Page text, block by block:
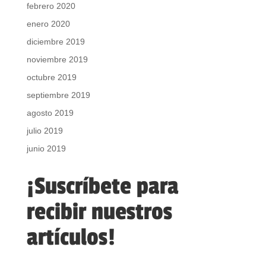
febrero 2020
enero 2020
diciembre 2019
noviembre 2019
octubre 2019
septiembre 2019
agosto 2019
julio 2019
junio 2019
¡Suscríbete para
recibir nuestros
artículos!